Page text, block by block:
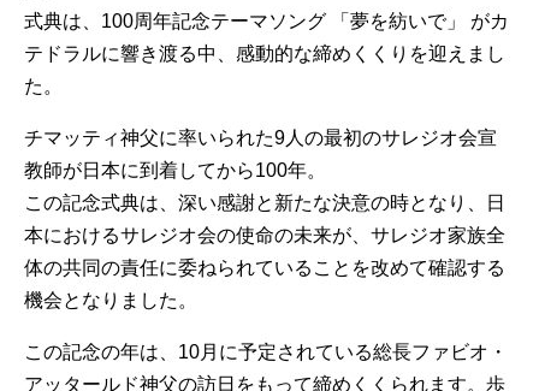
式典は、100周年記念テーマソング 「夢を紡いで」 がカ
テドラルに響き渡る中、感動的な締めくくりを迎えまし
た。
チマッティ神父に率いられた9人の最初のサレジオ会宣
教師が日本に到着してから100年。
この記念式典は、深い感謝と新たな決意の時となり、日
本におけるサレジオ会の使命の未来が、サレジオ家族全
体の共同の責任に委ねられていることを改めて確認する
機会となりました。
この記念の年は、10月に予定されている総長ファビオ・
アッタールド神父の訪日をもって締めくくられます。歩